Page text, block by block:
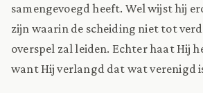
samengevoegd heeft. Wel wijst hij
zijn waarin de scheiding niet tot
overspel zal leiden. Echter haat Hij
want Hij verlangd dat wat verenigd